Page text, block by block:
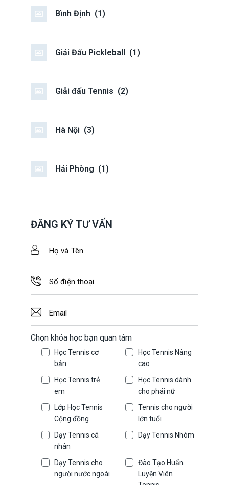
Bình Định (1)
Giải Đấu Pickleball (1)
Giải đấu Tennis (2)
Hà Nội (3)
Hải Phòng (1)
ĐĂNG KÝ TƯ VẤN
Chọn khóa học bạn quan tâm
Học Tennis cơ
bản
Học Tennis Nâng
cao
Học Tennis trẻ
em
Học Tennis dành
cho phái nữ
Lớp Học Tennis
Cộng đồng
Tennis cho người
lớn tuổi
Dạy Tennis cá
nhân
Dạy Tennis Nhóm
Dạy Tennis cho
người nước ngoài
Đào Tạo Huấn
Luyện Viên